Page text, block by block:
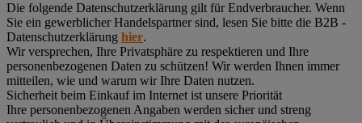
Die folgende Datenschutzerklärung gilt für Endverbraucher. Wenn
Sie ein gewerblicher Handelspartner sind, lesen Sie bitte die B2B -
Datenschutzerklärung hier.
Wir versprechen, Ihre Privatsphäre zu respektieren und Ihre
personenbezogenen Daten zu schützen! Wir werden Ihnen immer
mitteilen, wie und warum wir Ihre Daten nutzen.
Sicherheit beim Einkauf im Internet ist unsere Priorität
Ihre personenbezogenen Angaben werden sicher und streng